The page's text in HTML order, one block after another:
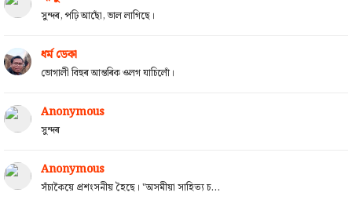
সুন্দৰ, পঢ়ি আছোঁ, ভাল লাগিছে।
ধৰ্ম ডেকা
ভোগালী বিহুৰ আন্তৰিক ওলগ যাচিলোঁ।
Anonymous
সুন্দৰ
Anonymous
সঁচাকৈয়ে প্ৰশংসনীয় হৈছে। "অসমীয়া সাহিত্য চ...